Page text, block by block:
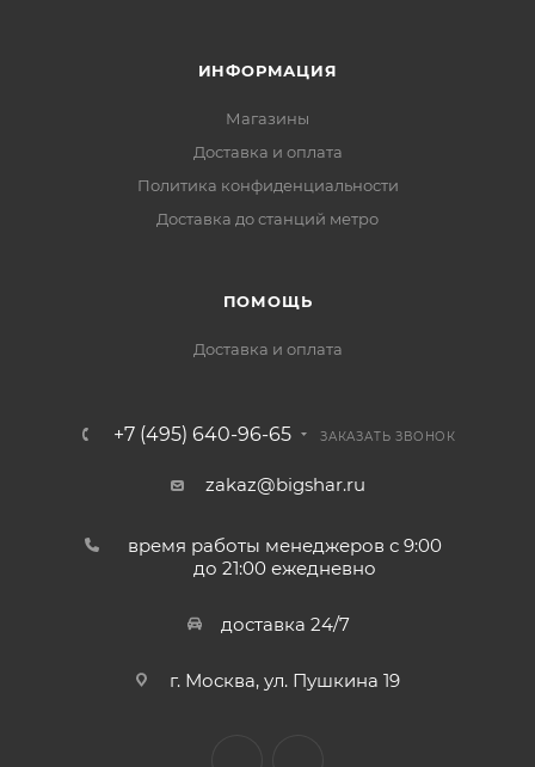
ИНФОРМАЦИЯ
Магазины
Доставка и оплата
Политика конфиденциальности
Доставка до станций метро
ПОМОЩЬ
Доставка и оплата
+7 (495) 640-96-65 ЗАКАЗАТЬ ЗВОНОК
zakaz@bigshar.ru
время работы менеджеров с 9:00
до 21:00 ежедневно
доставка 24/7
г. Москва, ул. Пушкина 19